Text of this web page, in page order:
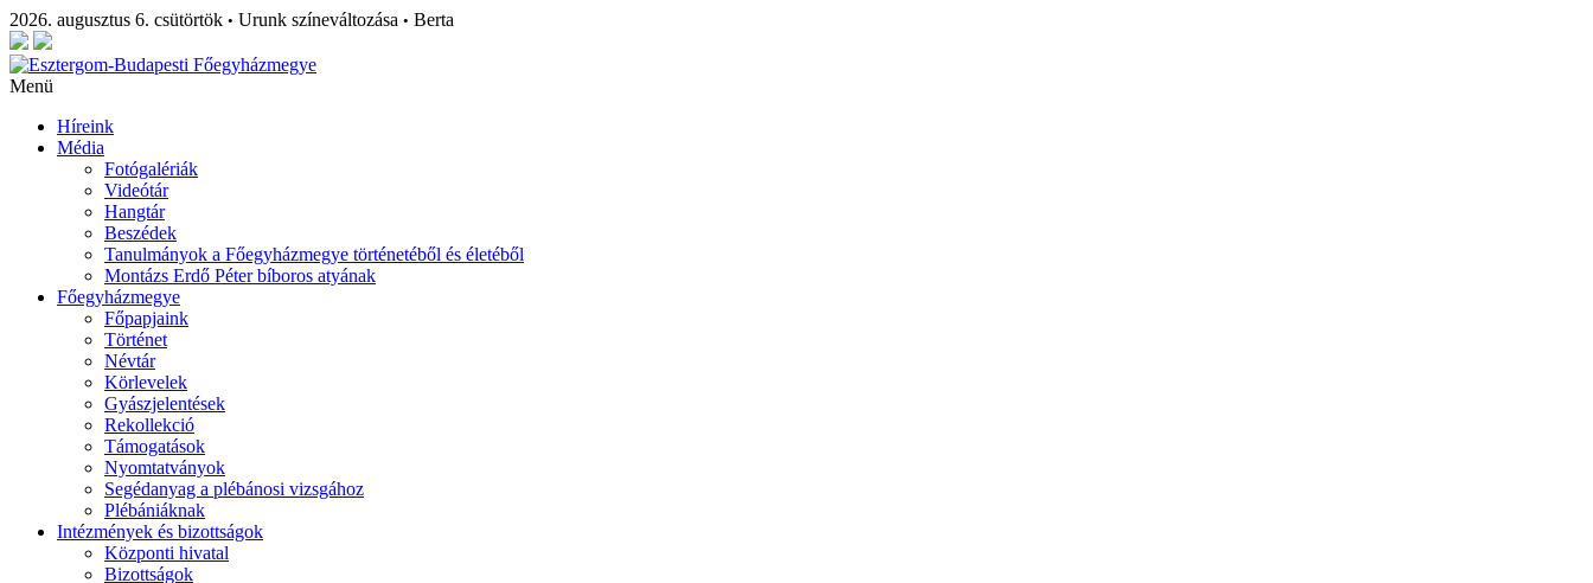
2026. augusztus 6. csütörtök • Urunk színeváltozása • Berta
Menü
Híreink
Média
Fotógalériák
Videótár
Hangtár
Beszédek
Tanulmányok a Főegyházmegye történetéből és életéből
Montázs Erdő Péter bíboros atyának
Főegyházmegye
Főpapjaink
Történet
Névtár
Körlevelek
Gyászjelentések
Rekollekció
Támogatások
Nyomtatványok
Segédanyag a plébánosi vizsgához
Plébániáknak
Intézmények és bizottságok
Központi hivatal
Bizottságok